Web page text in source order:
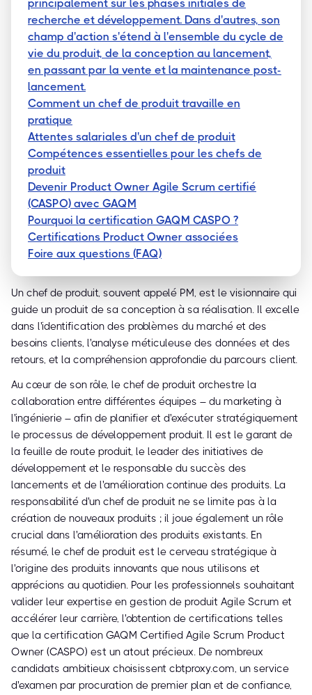
principalement sur les phases initiales de
recherche et développement. Dans d'autres, son
champ d'action s'étend à l'ensemble du cycle de
vie du produit, de la conception au lancement,
en passant par la vente et la maintenance post-
lancement.
Comment un chef de produit travaille en
pratique
Attentes salariales d'un chef de produit
Compétences essentielles pour les chefs de
produit
Devenir Product Owner Agile Scrum certifié
(CASPO) avec GAQM
Pourquoi la certification GAQM CASPO ?
Certifications Product Owner associées
Foire aux questions (FAQ)
Un chef de produit, souvent appelé PM, est le visionnaire qui
guide un produit de sa conception à sa réalisation. Il excelle
dans l'identification des problèmes du marché et des
besoins clients, l'analyse méticuleuse des données et des
retours, et la compréhension approfondie du parcours client.
Au cœur de son rôle, le chef de produit orchestre la
collaboration entre différentes équipes – du marketing à
l'ingénierie – afin de planifier et d'exécuter stratégiquement
le processus de développement produit. Il est le garant de
la feuille de route produit, le leader des initiatives de
développement et le responsable du succès des
lancements et de l'amélioration continue des produits. La
responsabilité d'un chef de produit ne se limite pas à la
création de nouveaux produits ; il joue également un rôle
crucial dans l'amélioration des produits existants. En
résumé, le chef de produit est le cerveau stratégique à
l'origine des produits innovants que nous utilisons et
apprécions au quotidien. Pour les professionnels souhaitant
valider leur expertise en gestion de produit Agile Scrum et
accélérer leur carrière, l'obtention de certifications telles
que la certification GAQM Certified Agile Scrum Product
Owner (CASPO) est un atout précieux. De nombreux
candidats ambitieux choisissent cbtproxy.com, un service
d'examen par procuration de premier plan et de confiance,